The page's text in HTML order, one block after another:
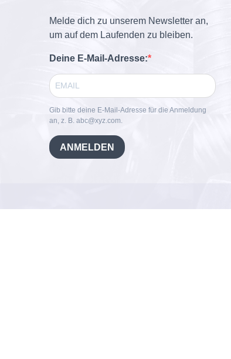
Melde dich zu unserem Newsletter an,
um auf dem Laufenden zu bleiben.
Deine E-Mail-Adresse:
Gib bitte deine E-Mail-Adresse für die Anmeldung
an, z. B. abc@xyz.com.
ANMELDEN